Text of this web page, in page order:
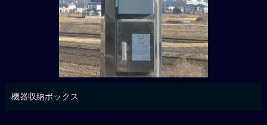
機器収納ボックス